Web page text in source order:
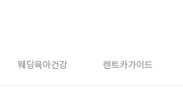
웨딩육아건강 렌트카가이드